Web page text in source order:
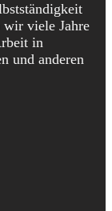
wir viele Jahre
in
und anderen